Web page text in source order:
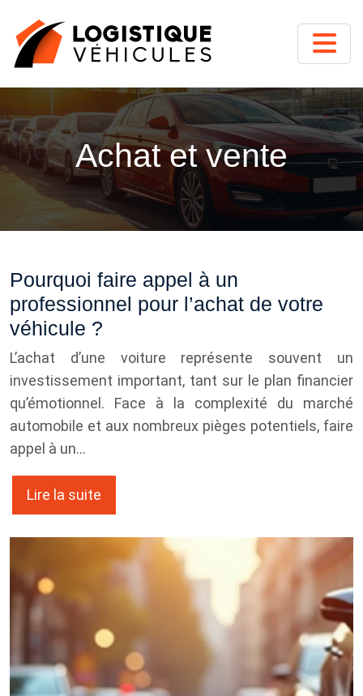
Achat et vente
Pourquoi faire appel à un
professionnel pour l’achat de votre
véhicule ?
L’achat d’une voiture représente souvent un
investissement important, tant sur le plan financier
qu’émotionnel. Face à la complexité du marché
automobile et aux nombreux pièges potentiels, faire
appel à un…
Lire la suite